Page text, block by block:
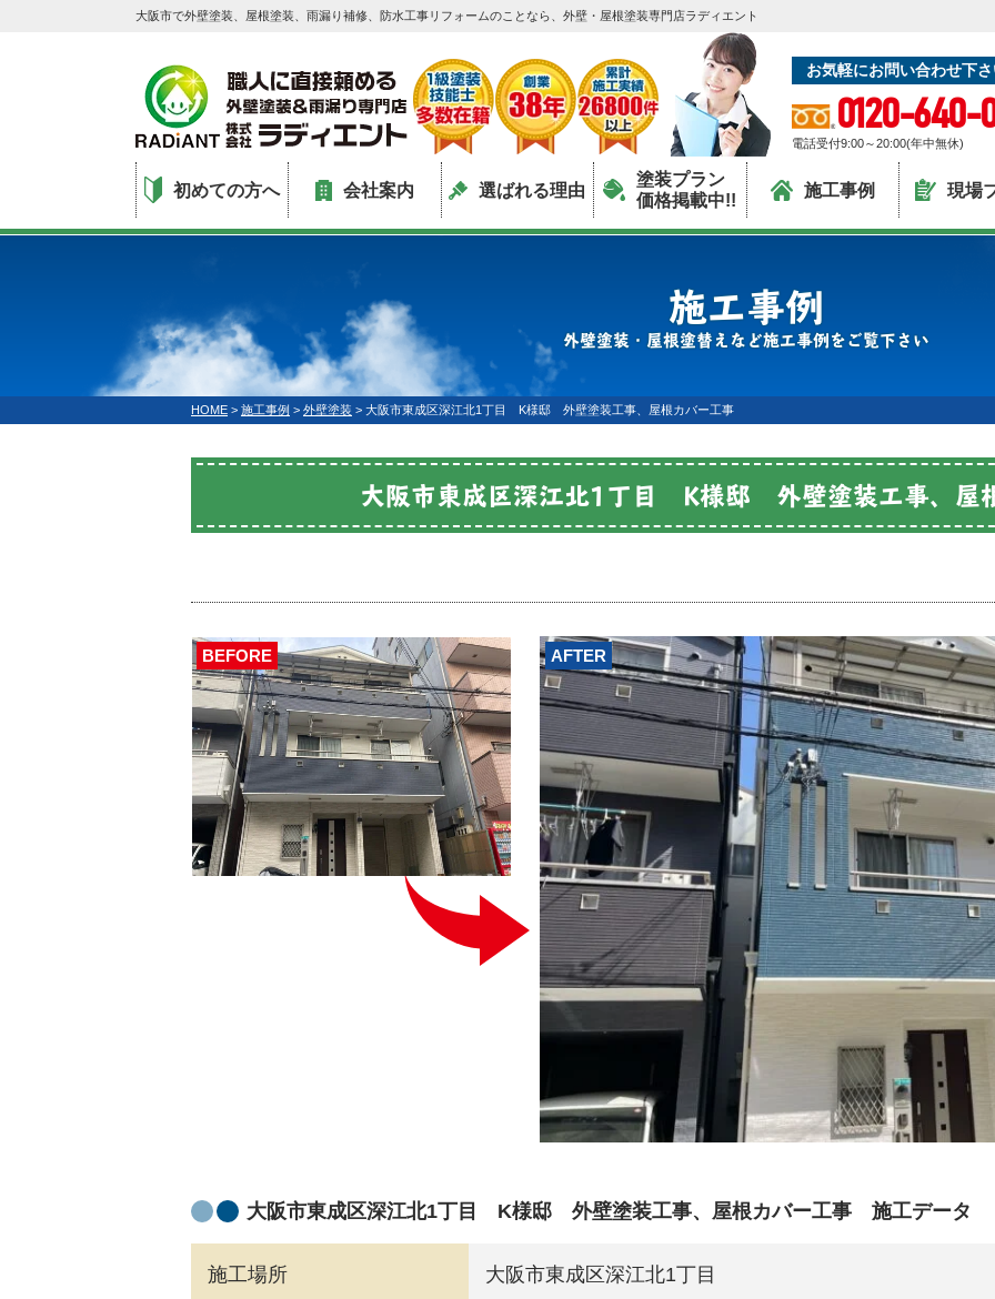
大阪市で外壁塗装、屋根塗装、雨漏り補修、防水工事リフォームのことなら、外壁・屋根塗装専門店ラディエント
お気軽にお問い合わせ下
0120-640-
電話受付9:00～20:00(年中無休)
初めての方へ 会社案内 選ばれる理由
塗装プラン
価格掲載中!!
施工事例 現場
施工事例
外壁塗装・屋根塗替えなど施工事例をご覧下さい
HOME > 施工事例 > 外壁塗装 > 大阪市東成区深江北1丁目 K様邸 外壁塗装工事、屋根カバー工事
大阪市東成区深江北1丁目 K様邸 外壁塗装工事、屋
AFTER
BEFORE
大阪市東成区深江北1丁目 K様邸 外壁塗装工事、屋根カバー工事 施工データ
施工場所 大阪市東成区深江北1丁目